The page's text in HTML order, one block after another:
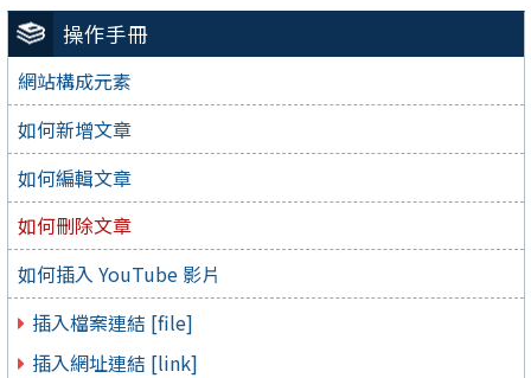
操作手冊
網站構成元素
如何新增文章
如何編輯文章
如何刪除文章
如何插入 YouTube 影片
插入檔案連結 [file]
插入網址連結 [link]